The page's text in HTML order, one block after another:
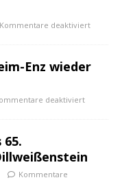
Kommentare deaktiviert
Enz wieder
deaktiviert
Kommentare